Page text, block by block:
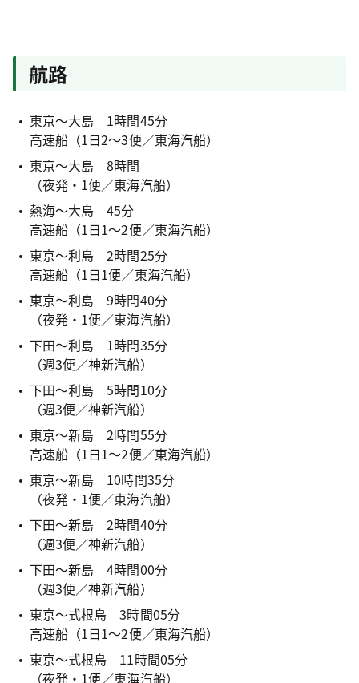
航路
東京～大島 1時間45分
高速船（1日2～3便／東海汽船）
東京～大島 8時間
（夜発・1便／東海汽船）
熱海～大島 45分
高速船（1日1～2便／東海汽船）
東京～利島 2時間25分
高速船（1日1便／東海汽船）
東京～利島 9時間40分
（夜発・1便／東海汽船）
下田～利島 1時間35分
（週3便／神新汽船）
下田～利島 5時間10分
（週3便／神新汽船）
東京～新島 2時間55分
高速船（1日1～2便／東海汽船）
東京～新島 10時間35分
（夜発・1便／東海汽船）
下田～新島 2時間40分
（週3便／神新汽船）
下田～新島 4時間00分
（週3便／神新汽船）
東京～式根島 3時間05分
高速船（1日1～2便／東海汽船）
東京～式根島 11時間05分
（夜発・1便／東海汽船）